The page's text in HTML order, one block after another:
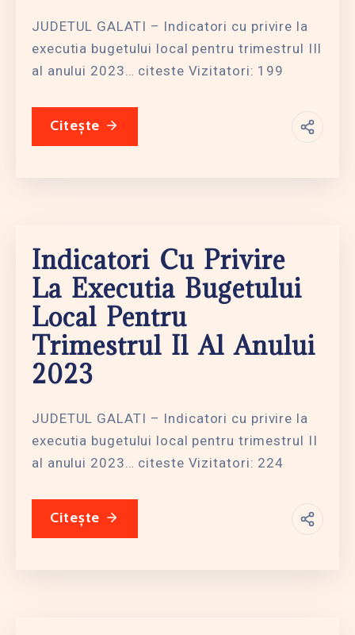
JUDETUL GALATI – Indicatori cu privire la
executia bugetului local pentru trimestrul III
al anului 2023… citeste Vizitatori: 199
Citește
Indicatori Cu Privire
La Executia Bugetului
Local Pentru
Trimestrul Il Al Anului
2023
JUDETUL GALATI – Indicatori cu privire la
executia bugetului local pentru trimestrul II
al anului 2023… citeste Vizitatori: 224
Citește